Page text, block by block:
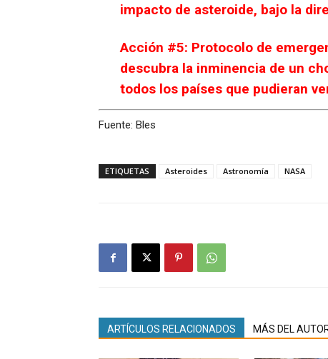
impacto de asteroide, bajo la
Acción #5: Protocolo de
descubra la inminencia de un
todos los países que pudieran
Fuente: Bles
ETIQUETAS Asteroides Astronomía NASA
ARTÍCULOS RELACIONADOS MÁS DEL